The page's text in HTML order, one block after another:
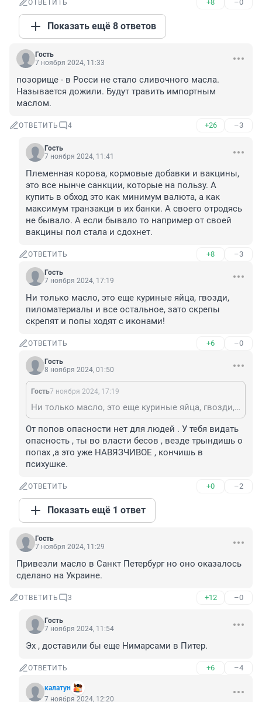
ОТВЕТИТЬ +8 –0
Показать ещё 8 ответов
Гость
7 ноября 2024, 11:33
позорище - в Росси не стало сливочного масла.
Называется дожили. Будут травить импортным
маслом.
ОТВЕТИТЬ 4 +26 –3
Гость
7 ноября 2024, 11:41
Племенная корова, кормовые добавки и вакцины,
это все нынче санкции, которые на пользу. А
купить в обход это как минимум валюта, а как
максимум транзакци в их банки. А своего отродясь
не бывало. А если бывало то например от своей
вакцины пол стала и сдохнет.
ОТВЕТИТЬ +8 –3
Гость
7 ноября 2024, 17:19
Ни только масло, это еще куриные яйца, гвозди,
пиломатериалы и все остальное, зато скрепы
скрепят и попы ходят с иконами!
ОТВЕТИТЬ +6 –0
Гость
8 ноября 2024, 01:50
Гость7 ноября 2024, 17:19
Ни только масло, это еще куриные яйца, гвозди, пиломатериалы и все остальное, зато скрепы скрепят и попы ходят с иконами!
От попов опасности нет для людей . У тебя видать
опасность , ты во власти бесов , везде трындишь о
попах ,а это уже НАВЯЗЧИВОЕ , кончишь в
психушке.
ОТВЕТИТЬ +0 –2
Показать ещё 1 ответ
Гость
7 ноября 2024, 11:29
Привезли масло в Санкт Петербург но оно оказалось
сделано на Украине.
ОТВЕТИТЬ 3 +12 –0
Гость
7 ноября 2024, 11:54
Эх , доставили бы еще Нимарсами в Питер.
ОТВЕТИТЬ +6 –4
калатун
7 ноября 2024, 12:20